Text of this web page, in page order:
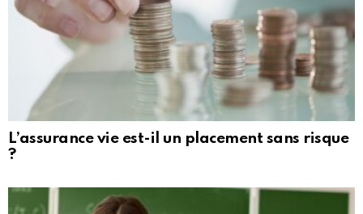
L’assurance vie est-il un placement sans risque
?